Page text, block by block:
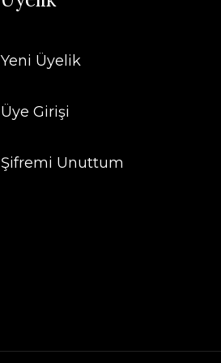
Yeni Üyelik
Üye Girişi
Şifremi Unuttum